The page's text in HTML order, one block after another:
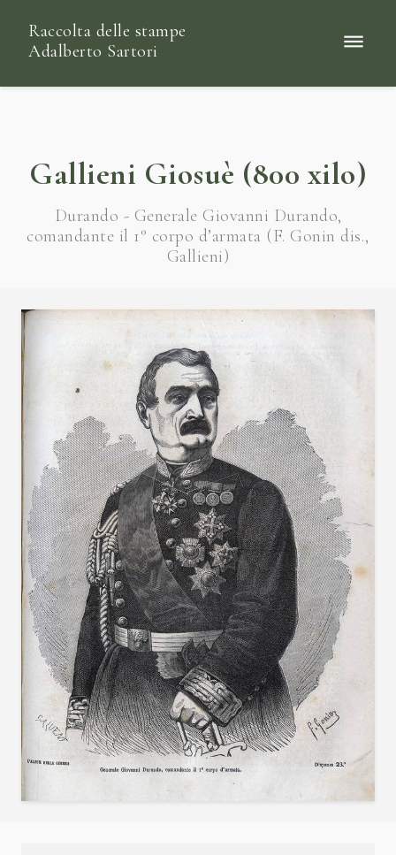
Raccolta delle stampe
Adalberto Sartori
Gallieni Giosuè (800 xilo)
Durando - Generale Giovanni Durando,
comandante il 1° corpo d’armata (F. Gonin dis.,
Gallieni)